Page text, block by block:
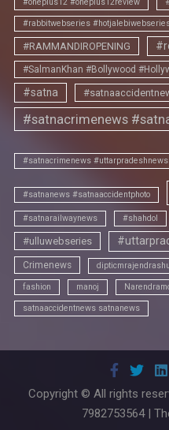
#oneplus12 #oneplus12review
#rabbitwebseries
#RAMMANDIROPENING
#SalmanKhan #Bollywood
#satna
#satnacrimenews
#satnacrimenews #uttarpradeshnews
#satnanews #satnaaccidentphoto
#satnarailwaynews #shahdol
#ulluwebseries
Crimenews
fashion manoj
satnaaccidentnews satnanews
Copyright © All rights
7982753564 |